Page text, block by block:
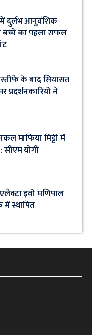
दुर्लभ आनुवंशिक
बच्चे का पहला सफल
के बाद सियासत
ने
माफिया मिट्टी में
सीएम योगी
इवो मणिपाल
स्थापित